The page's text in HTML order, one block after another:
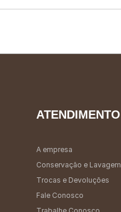
ATENDIMENTO
A empresa
Conservação e Lavagem
Trocas e Devoluções
Fale Conosco
Trabalhe Conosco